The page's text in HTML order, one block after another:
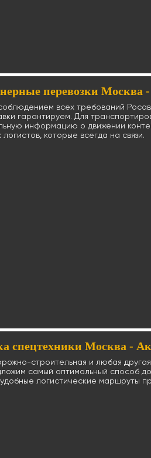
перевозки Москва
всех требований
гарантируем. Для
информацию о движении
которые всегда на связи.
спецтехники Москва -
строительная и любая
самый оптимальный способ
логистические маршруты